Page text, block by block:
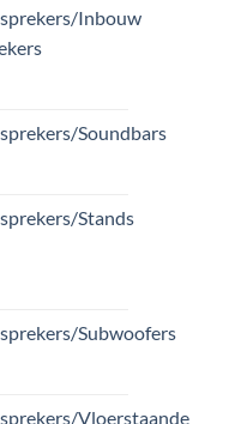
Inbouw
Soundbars
Stands
Subwoofers
Vloerstaande